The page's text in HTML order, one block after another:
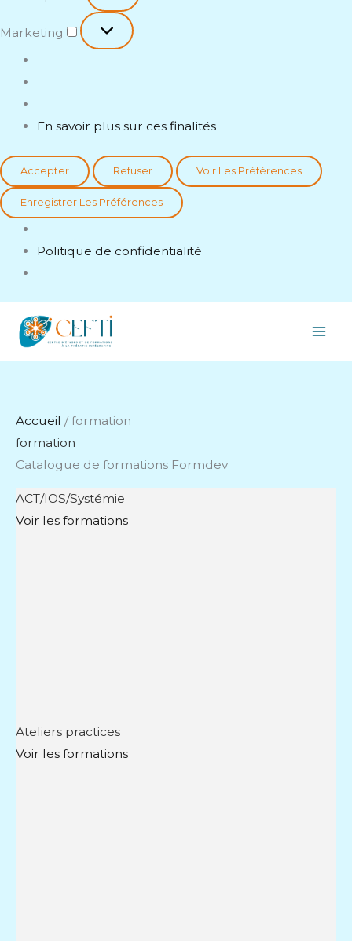
Marketing
En savoir plus sur ces finalités
Accepter Refuser Voir Les Préférences
Enregistrer Les Préférences
Politique de confidentialité
Accueil / formation
formation
Catalogue de formations Formdev
ACT/IOS/Systémie
Voir les formations
Ateliers practices
Voir les formations